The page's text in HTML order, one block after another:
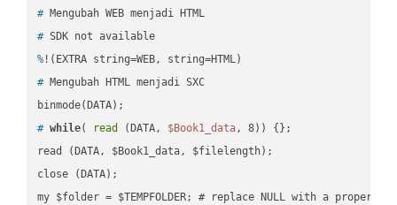
# Mengubah WEB menjadi HTML
# SDK not available
% !(EXTRA string=WEB, string=HTML)
# Mengubah HTML menjadi SXC
# while( read (DATA, $Book1_data, 8)) {};
read (DATA, $Book1_data, $filelength);
close (DATA);